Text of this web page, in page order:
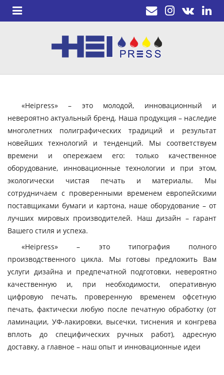
«Heipress» – это молодой, инновационный и
невероятно актуальный бренд. Наша продукция – наследие
многолетних полиграфических традиций и результат
новейших технологий и тенденций. Мы соответствуем
времени и опережаем его: только качественное
оборудование, инновационные технологии и при этом,
экологически чистая печать и материалы. Мы
сотрудничаем с проверенными временем европейскими
поставщиками бумаги и картона, наше оборудование – от
лучших мировых производителей. Наш дизайн – гарант
Вашего стиля и успеха.
«Heipress» – это типография полного
производственного цикла. Мы готовы предложить Вам
услуги дизайна и предпечатной подготовки, невероятно
качественную и, при необходимости, оперативную
цифровую печать, проверенную временем офсетную
печать, фактически любую после печатную обработку (от
ламинации, УФ-лакировки, высечки, тиснения и конгрева
вплоть до специфических ручных работ), адресную
доставку, а главное – наш опыт и инновационные идеи